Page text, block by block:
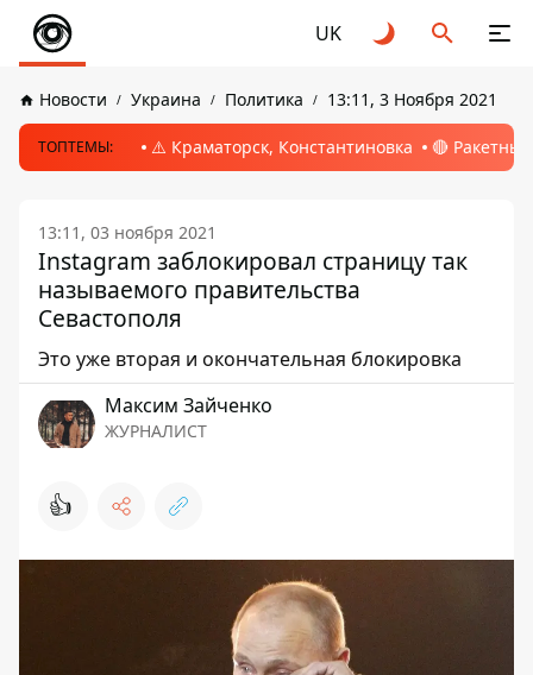
UK
Новости Украина Политика 13:11, 3 Ноября 2021
ТОПТЕМЫ: ⚠️ Краматорск, Константиновка 🔴
13:11, 03 ноября 2021
Instagram заблокировал страницу так
называемого правительства
Севастополя
Это уже вторая и окончательная блокировка
Максим Зайченко
ЖУРНАЛИСТ
👍